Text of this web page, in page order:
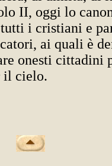
II, oggi lo
i cristiani e
ai quali è
onesti cittadini
il cielo.